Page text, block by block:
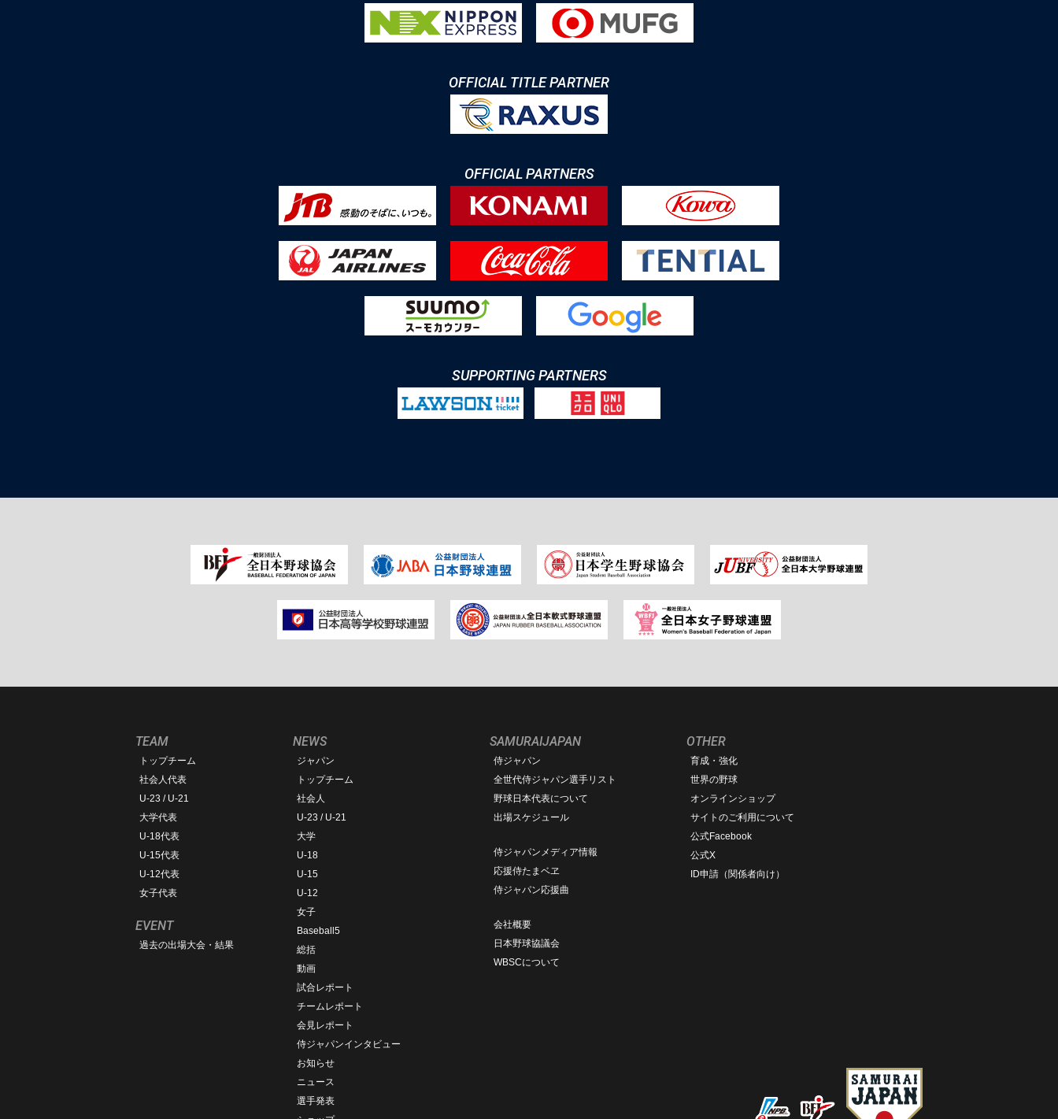
OFFICIAL TITLE PARTNER
OFFICIAL PARTNERS
SUPPORTING PARTNERS
TEAM
トップチーム
社会人代表
U-23 / U-21
大学代表
U-18代表
U-15代表
U-12代表
女子代表
EVENT
過去の出場大会・結果
NEWS
ジャパン
トップチーム
社会人
U-23 / U-21
大学
U-18
U-15
U-12
女子
Baseball5
総括
動画
試合レポート
チームレポート
会見レポート
侍ジャパンインタビュー
お知らせ
ニュース
選手発表
SAMURAIJAPAN
侍ジャパン
全世代侍ジャパン選手リスト
野球日本代表について
出場スケジュール
侍ジャパンメディア情報
応援侍たまベヱ
侍ジャパン応援曲
会社概要
日本野球協議会
WBSCについて
OTHER
育成・強化
世界の野球
オンラインショップ
サイトのご利用について
公式Facebook
公式X
ID申請（関係者向け）